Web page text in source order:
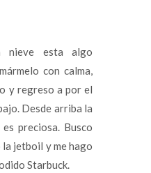
nieve esta algo
con calma,
y regreso a por el
Desde arriba la
preciosa. Busco
jetboil y me hago
Starbuck.